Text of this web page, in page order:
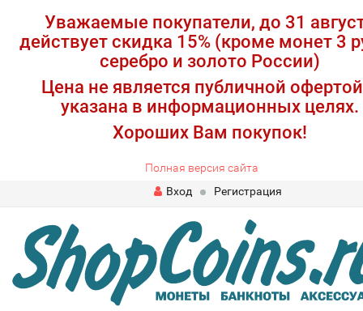
Уважаемые покупатели, до 31
действует скидка 15% (кроме монет 3
серебро и золото России)
Цена не является публичной
указана в информационных целях.
Хороших Вам покупок!
Полная версия сайта
Вход
Регистрация